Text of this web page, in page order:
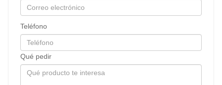
Teléfono
Qué pedir